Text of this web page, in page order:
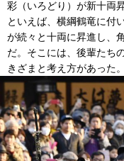
彩（いろどり）が新十両
といえば、横綱鶴竜に付
が続々と十両に昇進し、
だ。そこには、後輩たち
きざまと考え方があった。